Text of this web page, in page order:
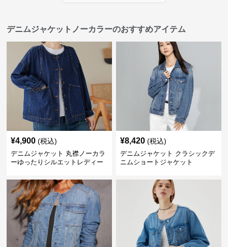
デニムジャケットノーカラーのおすすめアイテム
¥4,900 (税込)
デニムジャケット 丸襟ノーカラ
ーゆったりシルエットレディー
¥8,420 (税込)
デニムジャケット クラシックデ
ニムショートジャケット